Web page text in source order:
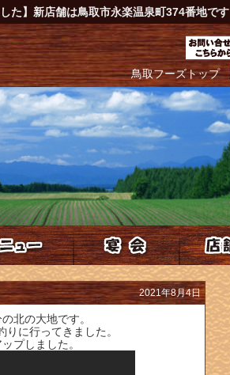
した】新店舗は鳥取市永楽温泉町374番地です
鳥取フーズトップ
宴会 店舗情報
2021年8月4日
北の大地です。
に行ってきました。
プしました。